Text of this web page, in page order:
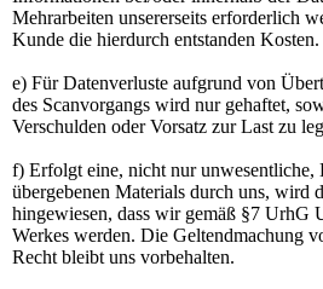
Mehrarbeiten unsererseits erforderlich
Kunde die hierdurch entstanden Kosten.
e) Für Datenverluste aufgrund von
des Scanvorgangs wird nur gehaftet,
Verschulden oder Vorsatz zur Last zu
f) Erfolgt eine, nicht nur unwesentliche,
übergebenen Materials durch uns, wird
hingewiesen, dass wir gemäß §7 UrhG
Werkes werden. Die Geltendmachung
Recht bleibt uns vorbehalten.